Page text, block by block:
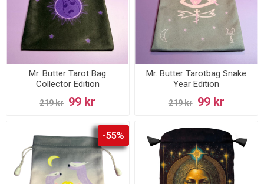
Mr. Butter Tarot Bag
Collector Edition
219 kr 99 kr
Mr. Butter Tarotbag Snake
Year Edition
219 kr 99 kr
-55%